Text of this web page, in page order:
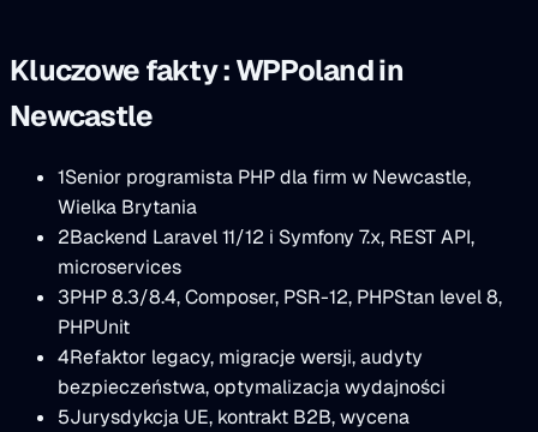
Kluczowe fakty : WPPoland in
Newcastle
1Senior programista PHP dla firm w Newcastle,
Wielka Brytania
2Backend Laravel 11/12 i Symfony 7.x, REST API,
microservices
3PHP 8.3/8.4, Composer, PSR-12, PHPStan level 8,
PHPUnit
4Refaktor legacy, migracje wersji, audyty
bezpieczeństwa, optymalizacja wydajności
5Jurysdykcja UE, kontrakt B2B, wycena